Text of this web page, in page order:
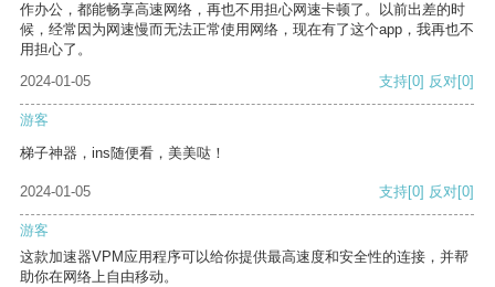
作办公，都能畅享高速网络，再也不用担心网速卡顿了。以前出差的时
候，经常因为网速慢而无法正常使用网络，现在有了这个app，我再也不
用担心了。
2024-01-05
支持[0] 反对[0]
游客
梯子神器，ins随便看，美美哒！
2024-01-05 支持[0] 反对[0]
游客
这款加速器VPM应用程序可以给你提供最高速度和安全性的连接，并帮
助你在网络上自由移动。